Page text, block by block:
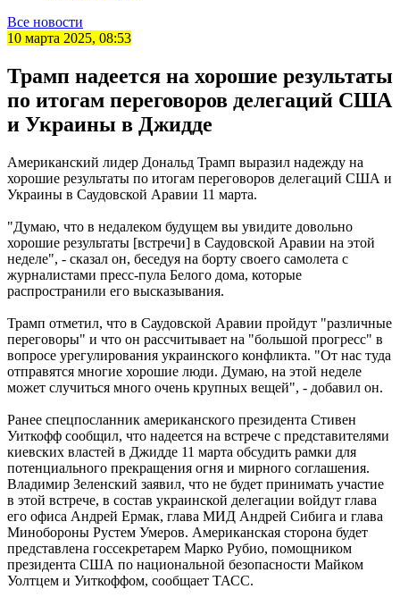
Все новости
10 марта 2025, 08:53
Трамп надеется на хорошие результаты
по итогам переговоров делегаций США
и Украины в Джидде
Американский лидер Дональд Трамп выразил надежду на
хорошие результаты по итогам переговоров делегаций США и
Украины в Саудовской Аравии 11 марта.
"Думаю, что в недалеком будущем вы увидите довольно
хорошие результаты [встречи] в Саудовской Аравии на этой
неделе", - сказал он, беседуя на борту своего самолета с
журналистами пресс-пула Белого дома, которые
распространили его высказывания.
Трамп отметил, что в Саудовской Аравии пройдут "различные
переговоры" и что он рассчитывает на "большой прогресс" в
вопросе урегулирования украинского конфликта. "От нас туда
отправятся многие хорошие люди. Думаю, на этой неделе
может случиться много очень крупных вещей", - добавил он.
Ранее спецпосланник американского президента Стивен
Уиткофф сообщил, что надеется на встрече с представителями
киевских властей в Джидде 11 марта обсудить рамки для
потенциального прекращения огня и мирного соглашения.
Владимир Зеленский заявил, что не будет принимать участие
в этой встрече, в состав украинской делегации войдут глава
его офиса Андрей Ермак, глава МИД Андрей Сибига и глава
Минобороны Рустем Умеров. Американская сторона будет
представлена госсекретарем Марко Рубио, помощником
президента США по национальной безопасности Майком
Уолтцем и Уиткоффом, сообщает ТАСС.